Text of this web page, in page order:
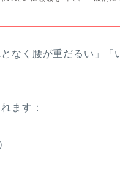
なく腰が重だるい」「
ます：